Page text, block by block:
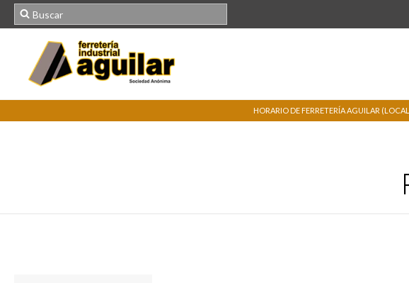
HORARIO DE FERRETERÍA AGUILAR